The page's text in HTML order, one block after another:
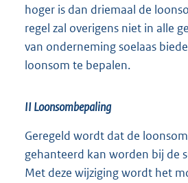
hoger is dan driemaal de
regel zal overigens niet in alle
van onderneming soelaas
loonsom te bepalen.
II Loonsombepaling
Geregeld wordt dat de
gehanteerd kan worden bij de
Met deze wijziging wordt het